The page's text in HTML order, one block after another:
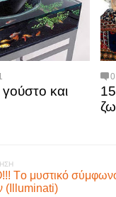
και
0
Tο μυστικό
(Illuminati)